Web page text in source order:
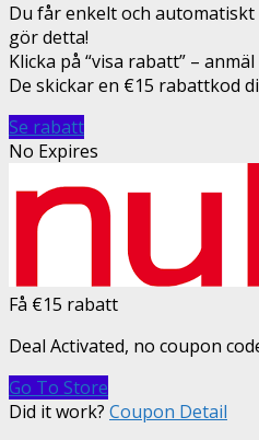
Du får enkelt och
gör detta!
Klicka på “visa rabatt” –
De skickar en €15 rabattkod
Se rabatt
No Expires
Få €15 rabatt
Deal Activated, no coupon
Go To Store
Did it work? Coupon Detail